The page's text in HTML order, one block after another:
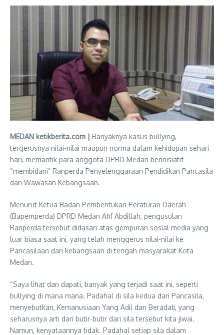
MEDAN ketikberita.com | Banyaknya kasus bullying,
tergerusnya nilai-nilai maupun norma dalam kehidupan sehari
hari, memantik para anggota DPRD Medan berinisiatif
“membidani” Ranperda Penyelenggaraan Pendidikan Pancasila
dan Wawasan Kebangsaan.
Menurut Ketua Badan Pembentukan Peraturan Daerah
(Bapemperda) DPRD Medan Afif Abdillah, pengusulan
Ranperda tersebut didasari atas gempuran sosial media yang
luar biasa saat ini, yang telah menggerus nilai-nilai ke
Pancasilaan dan kebangsaan di tengah masyarakat Kota
Medan.
“Saya lihat dan dapati, banyak yang terjadi saat ini, seperti
bullying di mana mana. Padahal di sila kedua dari Pancasila,
menyebutkan, Kemanusiaan Yang Adil dan Beradab, yang
seharusnya arti dari butir-butir dari sila tersebut kita jiwai.
Namun, kenyataannya tidak. Padahal setiap sila dalam